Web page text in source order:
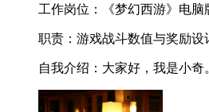
工作岗位： 《梦幻西游》电
职责： 游戏战斗数值与奖励设
自我介绍： 大家好，我是小奇